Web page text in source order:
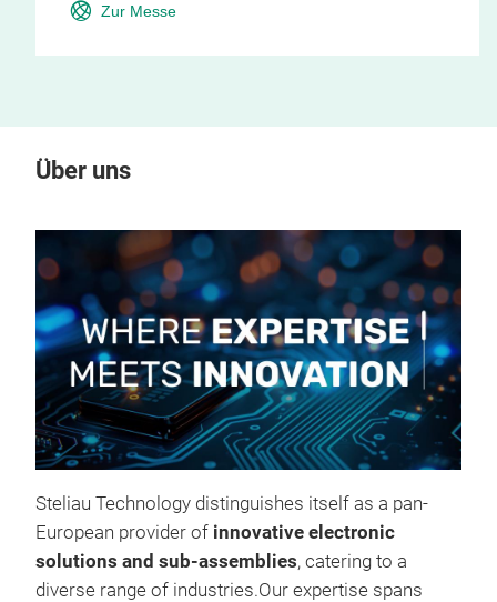
Zur Messe
Über uns
Steliau Technology distinguishes itself as a pan-
European provider of innovative electronic
solutions and sub-assemblies, catering to a
diverse range of industries.Our expertise spans